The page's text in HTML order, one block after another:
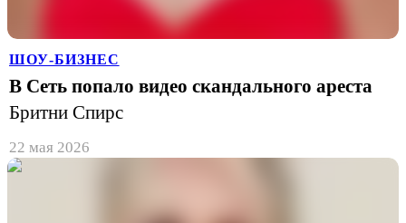
ШОУ-БИЗНЕС
В Сеть попало видео скандального ареста
Бритни Спирс
22 мая 2026